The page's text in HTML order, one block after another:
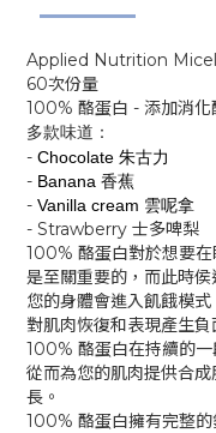
Applied Nutrition
60次份量
100% 酪蛋白 - 添加消
多款味道：
- Chocolate 朱古力
- Banana 香蕉
- Vanilla cream 雲呢拿
- Strawberry 士多啤梨
100% 酪蛋白對於想要
是至關重要的，而此時
您的身體會進入飢餓模
對肌肉恢復和表現產生
100% 酪蛋白在持續的一
從而為您的肌肉提供合
長。
100% 酪蛋白擁有完整